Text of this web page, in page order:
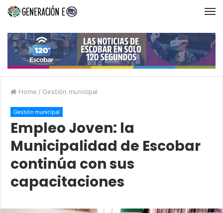
Home / Gestión municipal
Gestión municipal
Empleo Joven: la
Municipalidad de Escobar
continúa con sus
capacitaciones